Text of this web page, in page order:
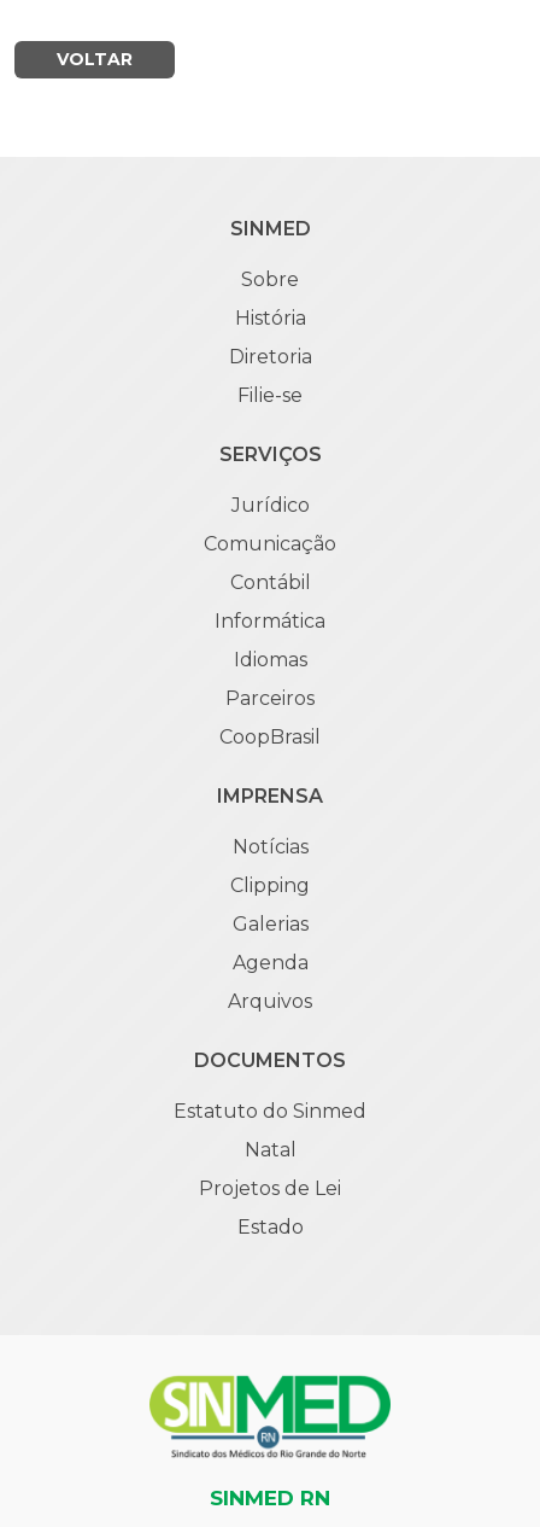
VOLTAR
SINMED
Sobre
História
Diretoria
Filie-se
SERVIÇOS
Jurídico
Comunicação
Contábil
Informática
Idiomas
Parceiros
CoopBrasil
IMPRENSA
Notícias
Clipping
Galerias
Agenda
Arquivos
DOCUMENTOS
Estatuto do Sinmed
Natal
Projetos de Lei
Estado
SINMED RN